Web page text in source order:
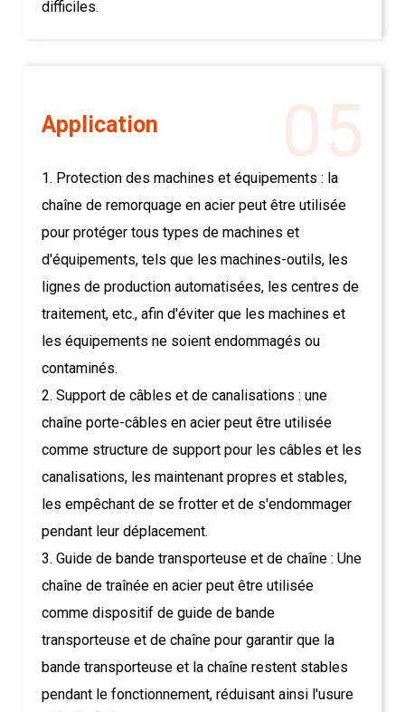
difficiles.
05
Application
1. Protection des machines et équipements : la
chaîne de remorquage en acier peut être utilisée
pour protéger tous types de machines et
d'équipements, tels que les machines-outils, les
lignes de production automatisées, les centres de
traitement, etc., afin d'éviter que les machines et
les équipements ne soient endommagés ou
contaminés.
2. Support de câbles et de canalisations : une
chaîne porte-câbles en acier peut être utilisée
comme structure de support pour les câbles et les
canalisations, les maintenant propres et stables,
les empêchant de se frotter et de s'endommager
pendant leur déplacement.
3. Guide de bande transporteuse et de chaîne : Une
chaîne de traînée en acier peut être utilisée
comme dispositif de guide de bande
transporteuse et de chaîne pour garantir que la
bande transporteuse et la chaîne restent stables
pendant le fonctionnement, réduisant ainsi l'usure